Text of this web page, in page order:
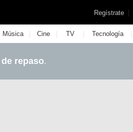
Regístrate |
Música | Cine | TV | Tecnología |
repaso.